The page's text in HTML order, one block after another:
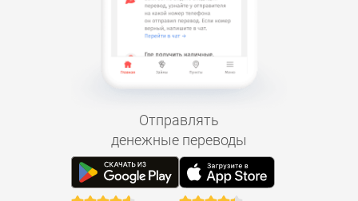
Отправлять
денежные переводы